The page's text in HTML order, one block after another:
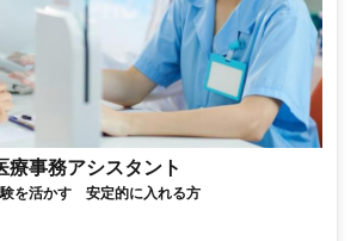
療事務アシスタント
を活かす 安定的に入れる方